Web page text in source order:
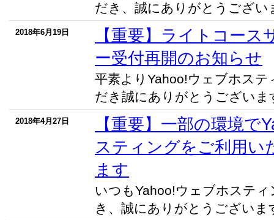
だき、誠にありがとうござい
2018年6月19日
【重要】ライトコース
ー受付再開のお知らせ
平素よりYahoo!ウェブホス
だき誠にありがとうございま
2018年4月27日
【重要】一部の環境で
スティングをご利用い
ます
いつもYahoo!ウェブホステ
き、誠にありがとうございま